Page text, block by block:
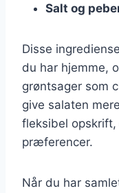
Salt og
Disse
du har hjemme,
grøntsager som
give salaten
fleksibel
præferencer.
Når du har